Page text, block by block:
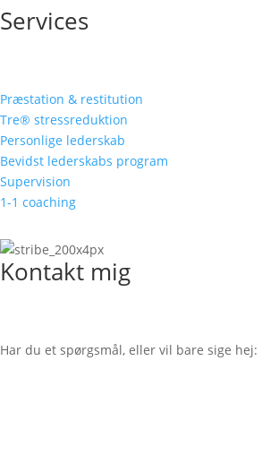
Services
Præstation & restitution
Tre® stressreduktion
Personlige lederskab
Bevidst lederskabs program
Supervision
1-1 coaching
Kontakt mig
Har du et spørgsmål, eller vil bare sige hej: